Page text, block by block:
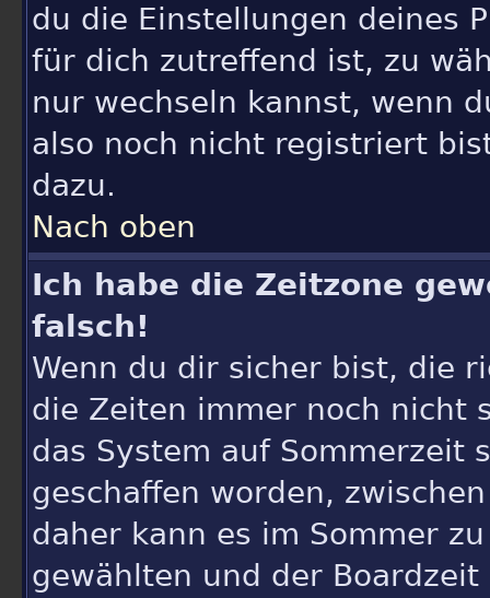
du die Einstellungen deines
für dich zutreffend ist, zu
nur wechseln kannst, wenn
also noch nicht registriert
dazu.
Nach oben
Ich habe die Zeitzone
falsch!
Wenn du dir sicher bist, die
die Zeiten immer noch nicht
das System auf Sommerzeit
geschaffen worden,
daher kann es im Sommer
gewählten und der Boardzeit